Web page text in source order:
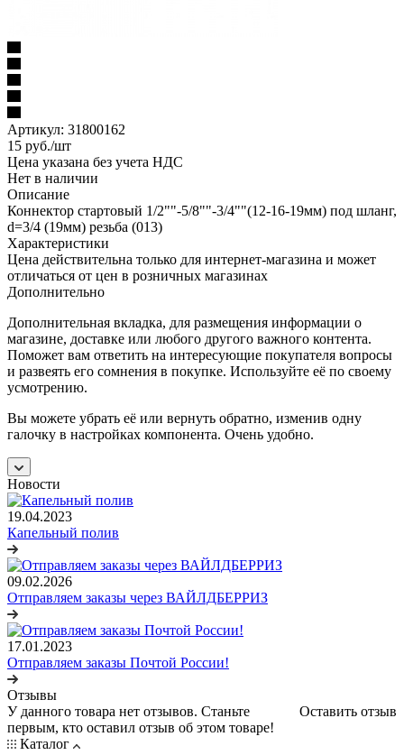
Артикул: 31800162
15 руб./шт
Цена указана без учета НДС
Нет в наличии
Описание
Коннектор стартовый 1/2""-5/8""-3/4""(12-16-19мм) под шланг,
d=3/4 (19мм) резьба (013)
Характеристики
Цена действительна только для интернет-магазина и может
отличаться от цен в розничных магазинах
Дополнительно
Дополнительная вкладка, для размещения информации о
магазине, доставке или любого другого важного контента.
Поможет вам ответить на интересующие покупателя вопросы
и развеять его сомнения в покупке. Используйте её по своему
усмотрению.
Вы можете убрать её или вернуть обратно, изменив одну
галочку в настройках компонента. Очень удобно.
Новости
19.04.2023
Капельный полив
09.02.2026
Отправляем заказы через ВАЙЛДБЕРРИЗ
17.01.2023
Отправляем заказы Почтой России!
Отзывы
Оставить отзыв
У данного товара нет отзывов. Станьте
первым, кто оставил отзыв об этом товаре!
Каталог